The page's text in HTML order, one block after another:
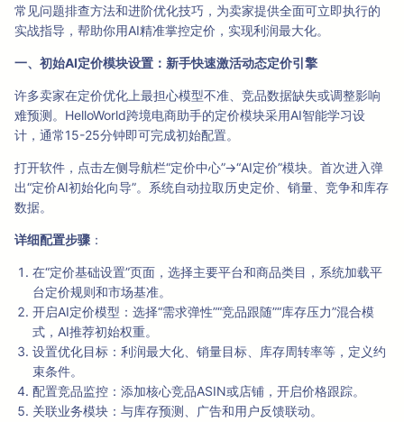
常见问题排查方法和进阶优化技巧，为卖家提供全面可立即执行的
实战指导，帮助你用AI精准掌控定价，实现利润最大化。
一、初始AI定价模块设置：新手快速激活动态定价引擎
许多卖家在定价优化上最担心模型不准、竞品数据缺失或调整影响
难预测。HelloWorld跨境电商助手的定价模块采用AI智能学习设
计，通常15-25分钟即可完成初始配置。
打开软件，点击左侧导航栏“定价中心”→“AI定价”模块。首次进入弹
出“定价AI初始化向导”。系统自动拉取历史定价、销量、竞争和库存
数据。
详细配置步骤 ：
在“定价基础设置”页面，选择主要平台和商品类目，系统加载平
台定价规则和市场基准。
开启AI定价模型：选择“需求弹性”“竞品跟随”“库存压力”混合模
式，AI推荐初始权重。
设置优化目标：利润最大化、销量目标、库存周转率等，定义约
束条件。
配置竞品监控：添加核心竞品ASIN或店铺，开启价格跟踪。
关联业务模块：与库存预测、广告和用户反馈联动。